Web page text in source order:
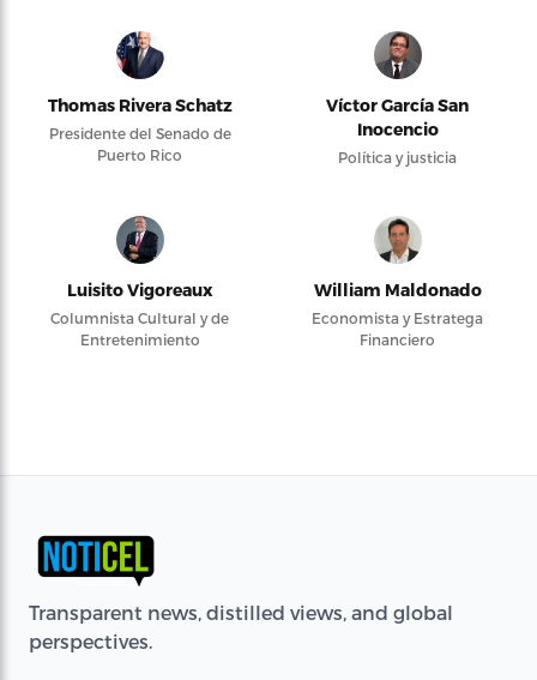
Thomas Rivera Schatz
Presidente del Senado de
Puerto Rico
Víctor García San
Inocencio
Política y justicia
Luisito Vigoreaux
Columnista Cultural y de
Entretenimiento
William Maldonado
Economista y Estratega
Financiero
Transparent news, distilled views, and global
perspectives.